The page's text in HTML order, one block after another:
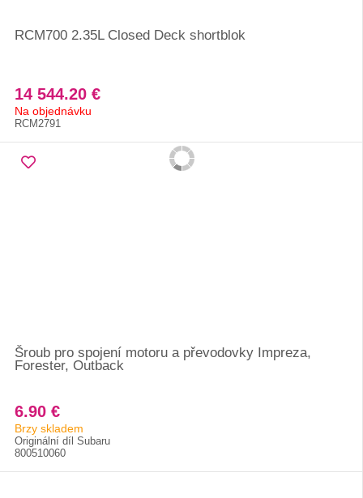
RCM700 2.35L Closed Deck shortblok
14 544.20 €
Na objednávku
RCM2791
Šroub pro spojení motoru a převodovky Impreza,
Forester, Outback
6.90 €
Brzy skladem
Originální díl Subaru
800510060